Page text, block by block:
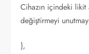
Cihazın içindeki likit
değiştirmeyi
},